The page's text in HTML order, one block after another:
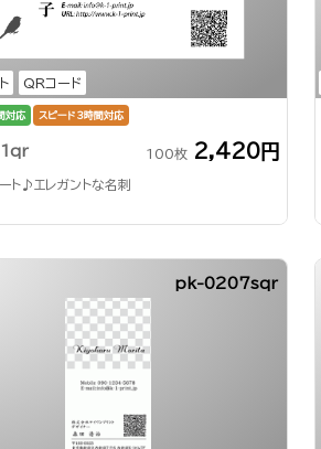
QRコード
対応 スピード3時間対応
100枚 2,420円
ト♪エレガントな名刺
pk-0207sqr